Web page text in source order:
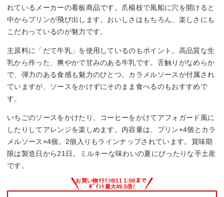
れているメーカーの看板商品です。爪楊枝で風船に穴を開けると
中からプリンが飛び出します。おいしさはもちろん、楽しさにも
こだわっているのが魅力です。
主原料に「だて牛乳」を使用しているのもポイント。高品質な生
乳から作った、爽やかで甘みのある牛乳です。舌触りがなめらか
で、弾力のある食感も魅力のひとつ。カラメルソースが付属され
ていますが、ソースをかけずにそのまま食べるのもおすすめで
す。
いちごのソースをかけたり、コーヒーをかけてアフォガード風に
したりしてアレンジを楽しめます。内容量は、プリン×4個とカラ
メルソース×4個。2個入りもラインナップされています。賞味期
限は製造日から21日。ミルキーな味わいの夏にぴったりな手土産
です。